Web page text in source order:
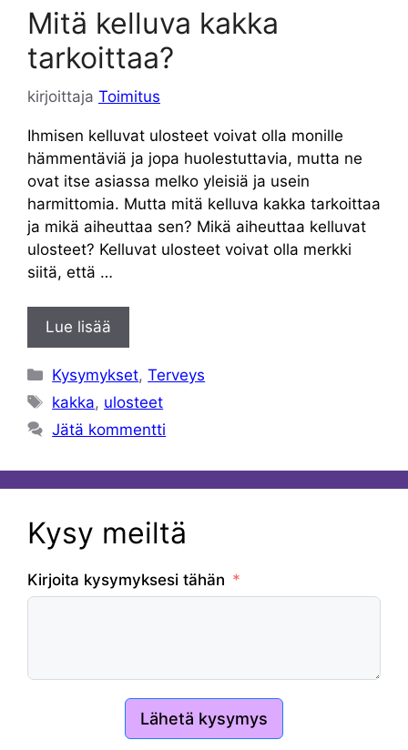
Mitä kelluva kakka
tarkoittaa?
kirjoittaja Toimitus
Ihmisen kelluvat ulosteet voivat olla monille
hämmentäviä ja jopa huolestuttavia, mutta ne
ovat itse asiassa melko yleisiä ja usein
harmittomia. Mutta mitä kelluva kakka tarkoittaa
ja mikä aiheuttaa sen? Mikä aiheuttaa kelluvat
ulosteet? Kelluvat ulosteet voivat olla merkki
siitä, että …
Lue lisää
Kategoriat
Kysymykset,Terveys
Avainsanat
kakka, ulosteet
Jätä kommentti
Kysy meiltä
Kirjoita kysymyksesi tähän
Lähetä kysymys